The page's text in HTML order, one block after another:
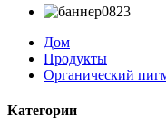
Дом
Продукты
Органический
Категории